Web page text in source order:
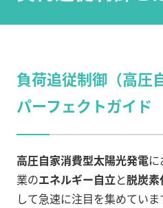
負荷追従制御（高圧
パーフェクトガイド
高圧自家消費型太陽光発電
業のエネルギー自立と脱炭素
して急速に注目を集めていま